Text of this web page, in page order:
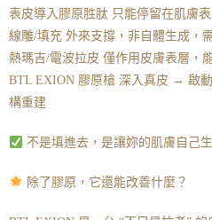
表皮導入膠原胜肽 只能停留在肌膚
線雕/填充 外來支撐，非自體生成，
熱瑪吉/電波拉皮 僅作用皮膚表層，
BTL EXION 膠原槍 深入真皮 → 啟
構重建
不是填進去，是讓妳的肌膚自己
除了膠原，它還能改善什麼？